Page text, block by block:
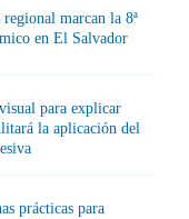
marcan la 8ª
en El Salvador
para explicar
la aplicación del
prácticas para